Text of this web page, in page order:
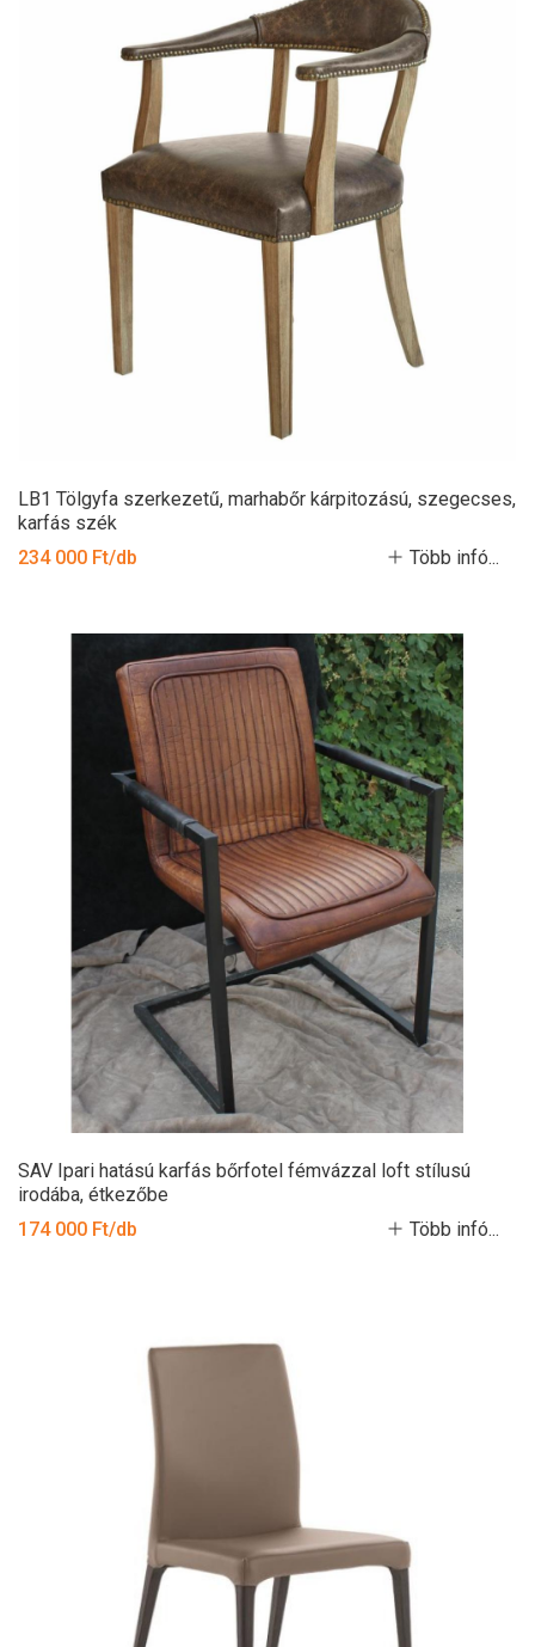
LB1 Tölgyfa szerkezetű, marhabőr kárpitozású, szegecses,
karfás szék
234 000 Ft/db
Több infó...
SAV Ipari hatású karfás bőrfotel fémvázzal loft stílusú
irodába, étkezőbe
174 000 Ft/db
Több infó...